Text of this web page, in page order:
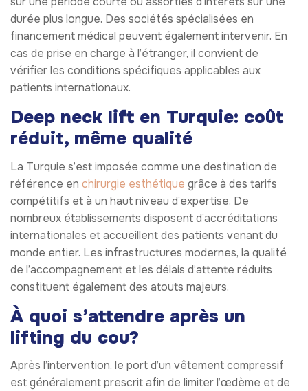
durée plus longue. Des sociétés spécialisées en
financement médical peuvent également intervenir. En
cas de prise en charge à l’étranger, il convient de
vérifier les conditions spécifiques applicables aux
patients internationaux.
Deep neck lift en Turquie: coût
réduit, même qualité
La Turquie s’est imposée comme une destination de
référence en chirurgie esthétique grâce à des tarifs
compétitifs et à un haut niveau d’expertise. De
nombreux établissements disposent d’accréditations
internationales et accueillent des patients venant du
monde entier. Les infrastructures modernes, la qualité
de l’accompagnement et les délais d’attente réduits
constituent également des atouts majeurs.
À quoi s’attendre après un
lifting du cou?
Après l’intervention, le port d’un vêtement compressif
est généralement prescrit afin de limiter l’œdème et de